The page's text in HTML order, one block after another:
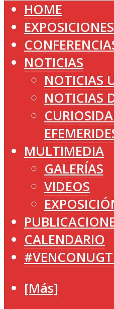
HOME
EXPOSICIONES
NOTICIAS
NOTICIAS
NOTICIAS
MULTIMEDIA
GALERÍAS
VIDEOS
CALENDARIO
[Más]